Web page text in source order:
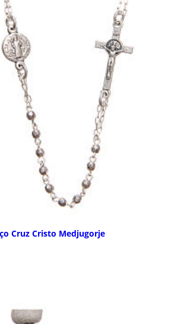
Cruz Cristo Medjugorje